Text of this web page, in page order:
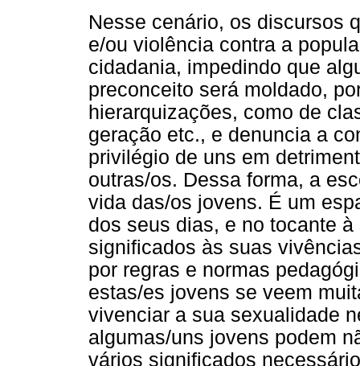
Nesse cenário, os discursos
e/ou violência contra a
cidadania, impedindo que
preconceito será moldado,
hierarquizações, como de
geração etc., e denuncia a
privilégio de uns em
outras/os. Dessa forma, a
vida das/os jovens. É um
dos seus dias, e no tocante
significados às suas
por regras e normas
estas/es jovens se veem
vivenciar a sua sexualidade
algumas/uns jovens podem
vários significados